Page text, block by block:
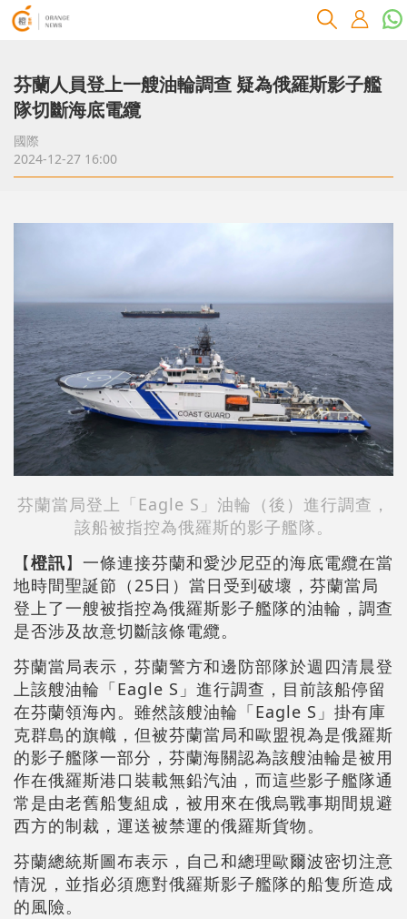
芬蘭人員登上一艘油輪調查 疑為俄羅斯影子艦
隊切斷海底電纜
國際
2024-12-27 16:00
芬蘭當局登上「Eagle S」油輪（後）進行調查，
該船被指控為俄羅斯的影子艦隊。
【橙訊】一條連接芬蘭和愛沙尼亞的海底電纜在當
地時間聖誕節（25日）當日受到破壞，芬蘭當局
登上了一艘被指控為俄羅斯影子艦隊的油輪，調查
是否涉及故意切斷該條電纜。
芬蘭當局表示，芬蘭警方和邊防部隊於週四清晨登
上該艘油輪「Eagle S」進行調查，目前該船停留
在芬蘭領海內。雖然該艘油輪「Eagle S」掛有庫
克群島的旗幟，但被芬蘭當局和歐盟視為是俄羅斯
的影子艦隊一部分，芬蘭海關認為該艘油輪是被用
作在俄羅斯港口裝載無鉛汽油，而這些影子艦隊通
常是由老舊船隻組成，被用來在俄烏戰事期間規避
西方的制裁，運送被禁運的俄羅斯貨物。
芬蘭總統斯圖布表示，自己和總理歐爾波密切注意
情況，並指必須應對俄羅斯影子艦隊的船隻所造成
的風險。